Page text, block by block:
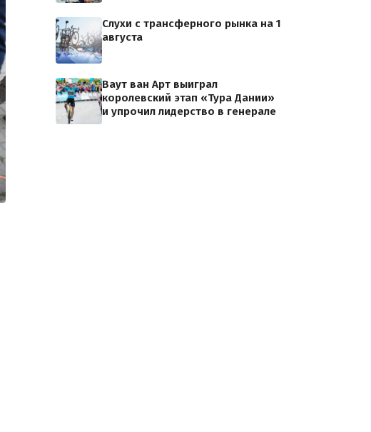
Слухи с трансферного рынка на 1
августа
Ваут ван Арт выиграл
королевский этап «Тура Дании»
и упрочил лидерство в генерале